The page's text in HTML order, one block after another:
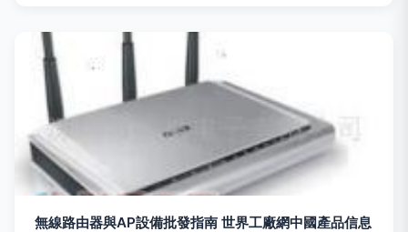
無線路由器與AP設備批發指南 世界工廠網中國產品信息